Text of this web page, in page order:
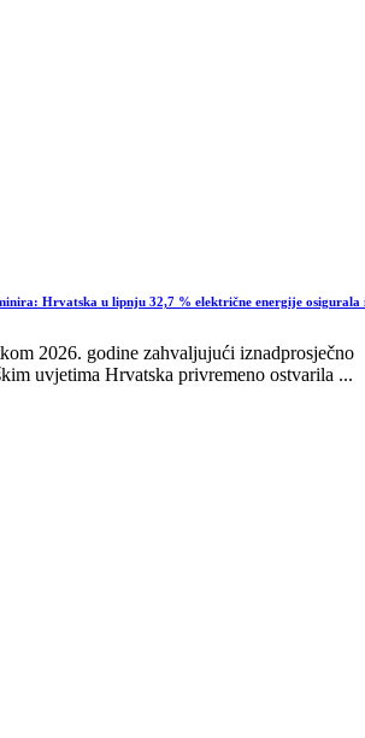
Hrvatska u lipnju 32,7 % električne energije osigurala
2026. godine zahvaljujući iznadprosječno
uvjetima Hrvatska privremeno ostvarila ...